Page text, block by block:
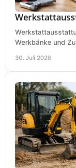
Werkbänke und
30. Juli 2026